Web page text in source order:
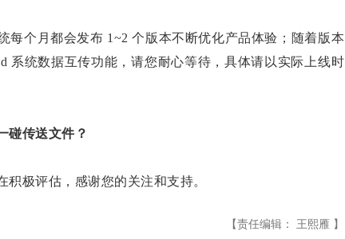
每个月都会发布 1~2 个版本不断优化产品体验；随着版本
系统数据互传功能，请您耐心等待，具体请以实际上线时
传送文件？
极评估，感谢您的关注和支持。
【责任编辑： 王熙雁 】